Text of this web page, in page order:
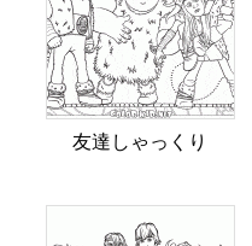
友達しゃっくり